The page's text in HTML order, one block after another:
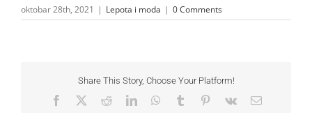
oktobar 28th, 2021 | Lepota i moda | 0 Comments
Share This Story, Choose Your Platform!
Facebook RedditLinkedInWhatsApp
Tumblr Pinterest
Vk Email